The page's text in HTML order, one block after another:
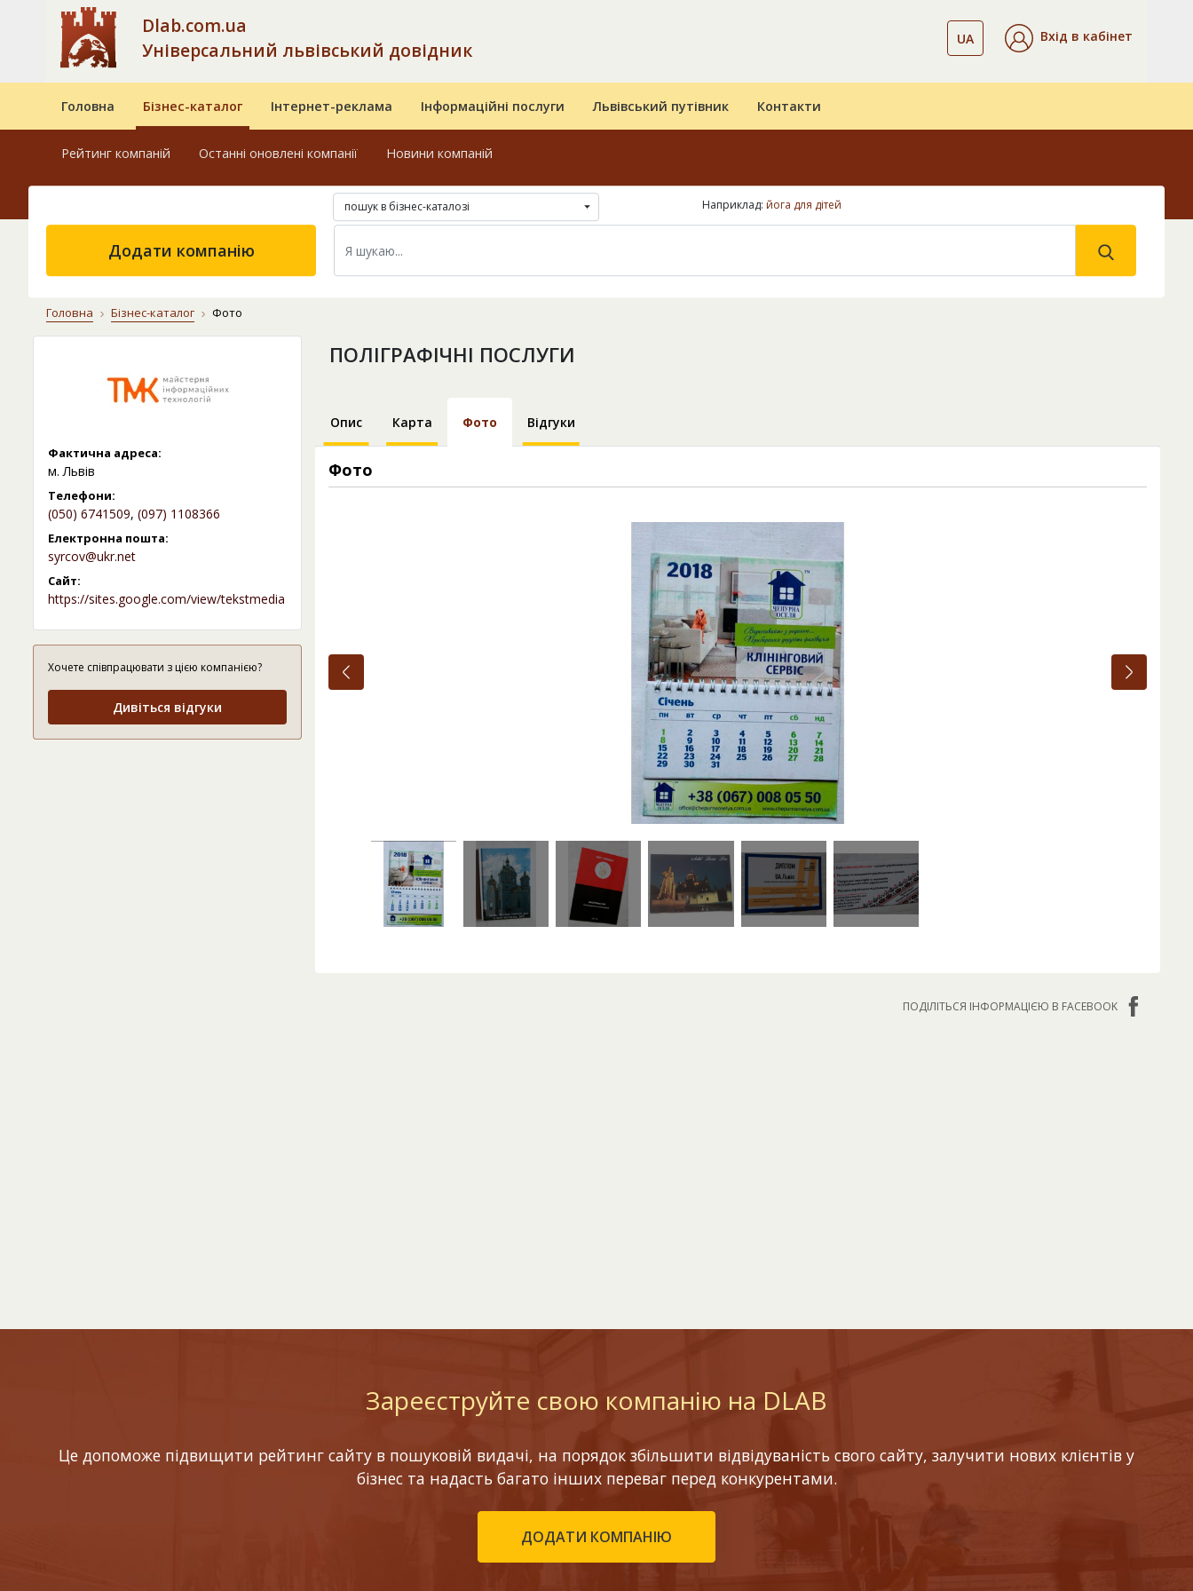
Dlab.com.ua
Універсальний львівський довідник
UA Вхід в кабінет
Головна Бізнес-каталог Інтернет-реклама Інформаційні послуги Львівський путівник Контакти
Рейтинг компаній Останні оновлені компанії Новини компаній
пошук в бізнес-каталозі Наприклад: йога для дітей
Додати компанію
Головна Бізнес-каталог Фото
Фактична адреса:
м. Львів
Телефони:
(050) 6741509, (097) 1108366
Електронна пошта:
syrcov@ukr.net
Сайт:
https://sites.google.com/view/tekstmedia
Хочете співпрацювати з цією компанією?
Дивіться відгуки
ПОЛІГРАФІЧНІ ПОСЛУГИ
Опис Карта Фото Відгуки
Фото
ПОДІЛІТЬСЯ ІНФОРМАЦІЄЮ В FACEBOOK
Зареєструйте свою компанію на DLAB
Це допоможе підвищити рейтинг сайту в пошуковій видачі, на порядок збільшити відвідуваність свого сайту, залучити нових клієнтів у
бізнес та надасть багато інших переваг перед конкурентами.
ДОДАТИ КОМПАНІЮ